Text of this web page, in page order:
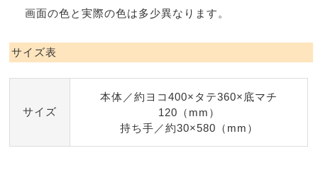
画面の色と実際の色は多少異なります。
サイズ表
サイズ
本体／約ヨコ400×タテ360×底マチ
120（mm）
持ち手／約30×580（mm）